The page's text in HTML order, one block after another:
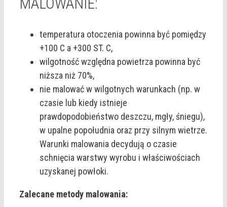
temperatura otoczenia powinna być pomiędzy
+100 C a +300 ST. C,
wilgotność względna powietrza powinna być
niższa niż 70%,
nie malować w wilgotnych warunkach (np. w
czasie lub kiedy istnieje
prawdopodobieństwo deszczu, mgły, śniegu),
w upalne popołudnia oraz przy silnym wietrze.
Warunki malowania decydują o czasie
schnięcia warstwy wyrobu i właściwościach
uzyskanej powłoki.
Zalecane metody malowania: